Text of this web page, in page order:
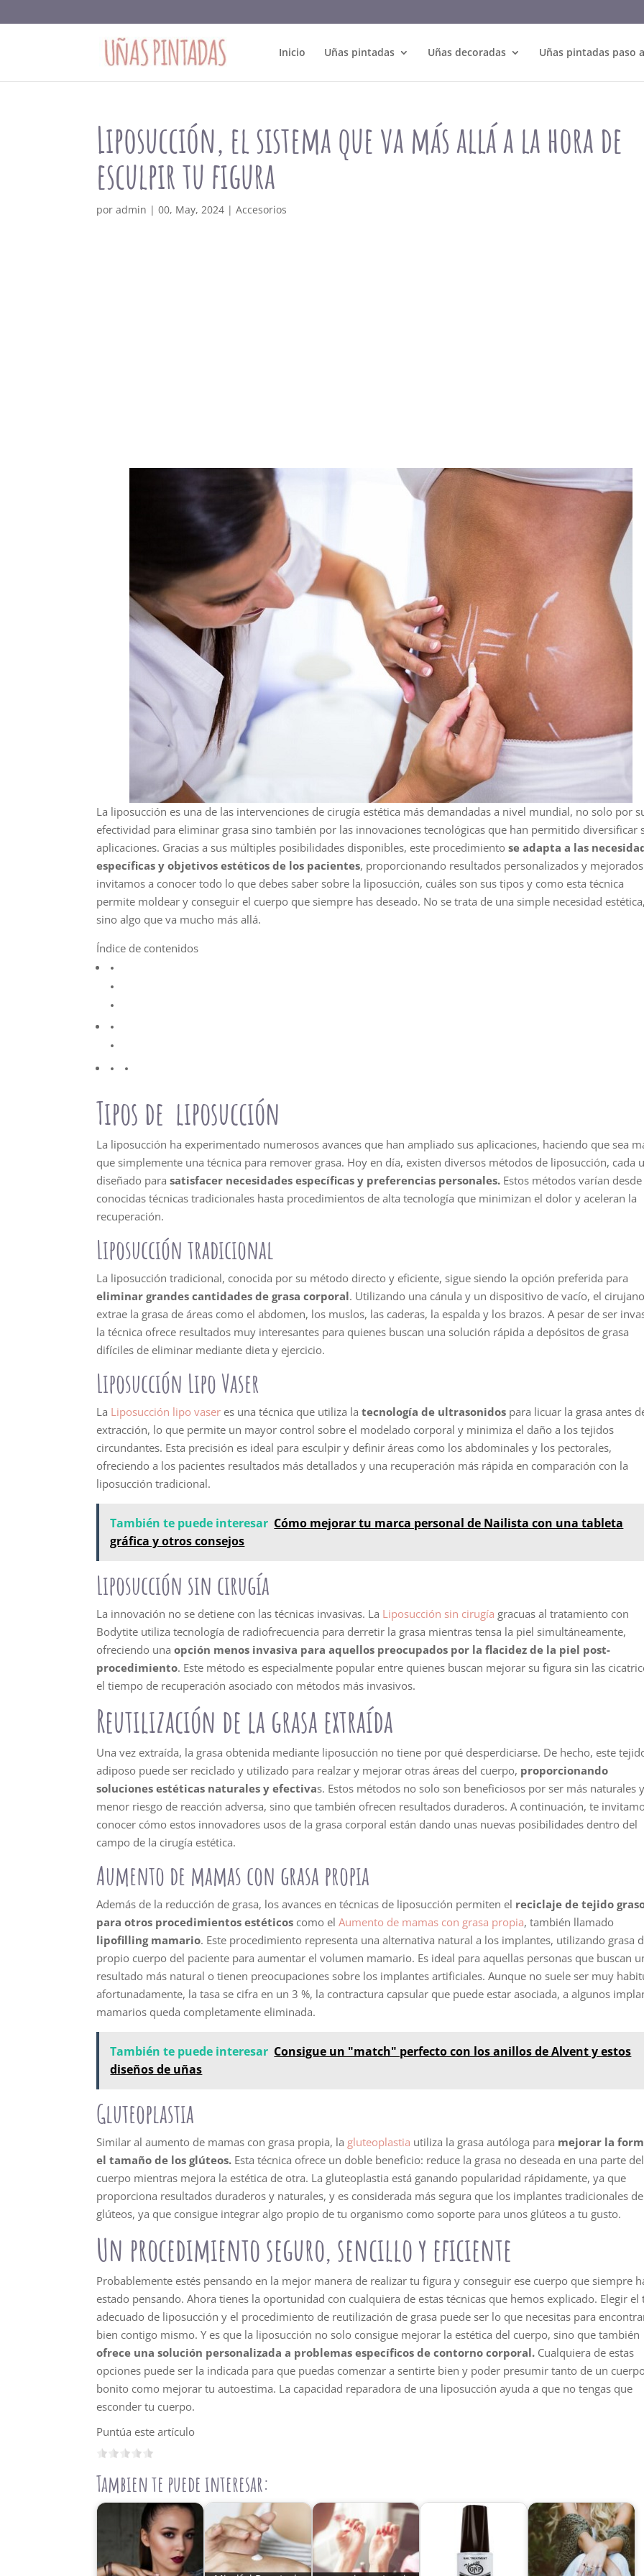
Inicio Uñas pintadas Uñas decoradas Uñas pintadas paso
Liposucción, el sistema que va más allá a la hora de
esculpir tu figura
poradmin |00, May, 2024 |Accesorios
La liposucción es una de las intervenciones de cirugía estética más demandadas a nivel mundial, no solo por
efectividad para eliminar grasa sino también por las innovaciones tecnológicas que han permitido diversificar
aplicaciones. Gracias a sus múltiples posibilidades disponibles, este procedimientose adapta a las
específicas y objetivos estéticos de los pacientes, proporcionando resultados personalizados y
invitamos a conocer todo lo que debes saber sobre la liposucción, cuáles son sus tipos y como esta técnica
permite moldear y conseguir el cuerpo que siempre has deseado. No se trata de una simple necesidad estética,
sino algo que va mucho más allá.
Índice de contenidos
Tipos de liposucción
La liposucción ha experimentado numerosos avances que han ampliado sus aplicaciones, haciendo que sea
que simplemente una técnica para remover grasa. Hoy en día, existen diversos métodos de liposucción, cada
diseñado para satisfacer necesidades específicas y preferencias personales. Estos métodos varían desde
conocidas técnicas tradicionales hasta procedimientos de alta tecnología que minimizan el dolor y aceleran la
recuperación.
Liposucción tradicional
La liposucción tradicional, conocida por su método directo y eficiente, sigue siendo la opción preferida para
eliminar grandes cantidades de grasa corporal. Utilizando una cánula y un dispositivo de vacío, el cirujano
extrae la grasa de áreas como el abdomen, los muslos, las caderas, la espalda y los brazos. A pesar de ser
la técnica ofrece resultados muy interesantes para quienes buscan una solución rápida a depósitos de grasa
difíciles de eliminar mediante dieta y ejercicio.
Liposucción Lipo Vaser
La Liposucción lipo vaser es una técnica que utiliza latecnología de ultrasonidos para licuar la grasa antes
extracción, lo que permite un mayor control sobre el modelado corporal y minimiza el daño a los tejidos
circundantes. Esta precisión es ideal para esculpir y definir áreas como los abdominales y los pectorales,
ofreciendo a los pacientes resultados más detallados y una recuperación más rápida en comparación con la
liposucción tradicional.
También te puede interesar Cómo mejorar tu marca personal de Nailista con una tableta
gráfica y otros consejos
Liposucción sin cirugía
La innovación no se detiene con las técnicas invasivas. La Liposucción sin cirugía gracuas al tratamiento con
Bodytite utiliza tecnología de radiofrecuencia para derretir la grasa mientras tensa la piel simultáneamente,
ofreciendo una opción menos invasiva para aquellos preocupados por la flacidez de la piel post-
procedimiento. Este método es especialmente popular entre quienes buscan mejorar su figura sin las
el tiempo de recuperación asociado con métodos más invasivos.
Reutilización de la grasa extraída
Una vez extraída, la grasa obtenida mediante liposucción no tiene por qué desperdiciarse. De hecho, este
adiposo puede ser reciclado y utilizado para realzar y mejorar otras áreas del cuerpo, proporcionando
soluciones estéticas naturales y efectivas. Estos métodos no solo son beneficiosos por ser más naturales
menor riesgo de reacción adversa, sino que también ofrecen resultados duraderos. A continuación, te
conocer cómo estos innovadores usos de la grasa corporal están dando unas nuevas posibilidades dentro del
campo de la cirugía estética.
Aumento de mamas con grasa propia
Además de la reducción de grasa, los avances en técnicas de liposucción permiten el reciclaje de tejido
para otros procedimientos estéticos como elAumento de mamas con grasa propia, también llamado
lipofilling mamario. Este procedimiento representa una alternativa natural a los implantes, utilizando grasa
propio cuerpo del paciente para aumentar el volumen mamario. Es ideal para aquellas personas que buscan
resultado más natural o tienen preocupaciones sobre los implantes artificiales. Aunque no suele ser muy
afortunadamente, la tasa se cifra en un 3 %, la contractura capsular que puede estar asociada, a algunos
mamarios queda completamente eliminada.
También te puede interesar Consigue un "match" perfecto con los anillos de Alvent y estos
diseños de uñas
Gluteoplastia
Similar al aumento de mamas con grasa propia, la gluteoplastia utiliza la grasa autóloga para mejorar la
el tamaño de los glúteos. Esta técnica ofrece un doble beneficio: reduce la grasa no deseada en una parte del
cuerpo mientras mejora la estética de otra. La gluteoplastia está ganando popularidad rápidamente, ya que
proporciona resultados duraderos y naturales, y es considerada más segura que los implantes tradicionales de
glúteos, ya que consigue integrar algo propio de tu organismo como soporte para unos glúteos a tu gusto.
Un procedimiento seguro, sencillo y eficiente
Probablemente estés pensando en la mejor manera de realizar tu figura y conseguir ese cuerpo que siempre
estado pensando. Ahora tienes la oportunidad con cualquiera de estas técnicas que hemos explicado. Elegir el
adecuado de liposucción y el procedimiento de reutilización de grasa puede ser lo que necesitas para
bien contigo mismo. Y es que la liposucción no solo consigue mejorar la estética del cuerpo, sino que también
ofrece una solución personalizada a problemas específicos de contorno corporal. Cualquiera de estas
opciones puede ser la indicada para que puedas comenzar a sentirte bien y poder presumir tanto de un
bonito como mejorar tu autoestima. La capacidad reparadora de una liposucción ayuda a que no tengas que
esconder tu cuerpo.
Puntúa este artículo
Tambien te puede interesar: